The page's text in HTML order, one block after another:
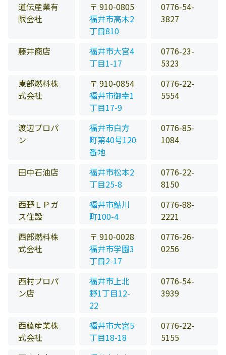
道伝産業有
限会社
〒 910-0805
福井市高木2
丁目810
0776-54-
3827
藤井商店
福井市大宮4
丁目1-17
0776-23-
5323
東部燃料株
式会社
〒 910-0854
福井市御幸1
丁目17-9
0776-22-
5554
渡辺プロパ
ン
福井市白方
町第40号120
番地
0776-85-
1084
田中石油店
福井市松本2
丁目25-8
0776-22-
8150
西野ＬＰガ
ス住設
福井市鮎川
町100-4
0776-88-
2221
西部燃料株
式会社
〒 910-0028
福井市学園3
丁目2-17
0776-26-
0256
西村プロパ
ン店
福井市上北
野1丁目12-
22
0776-54-
3939
西藤産業株
式会社
福井市大宮5
丁目18-18
0776-22-
5155